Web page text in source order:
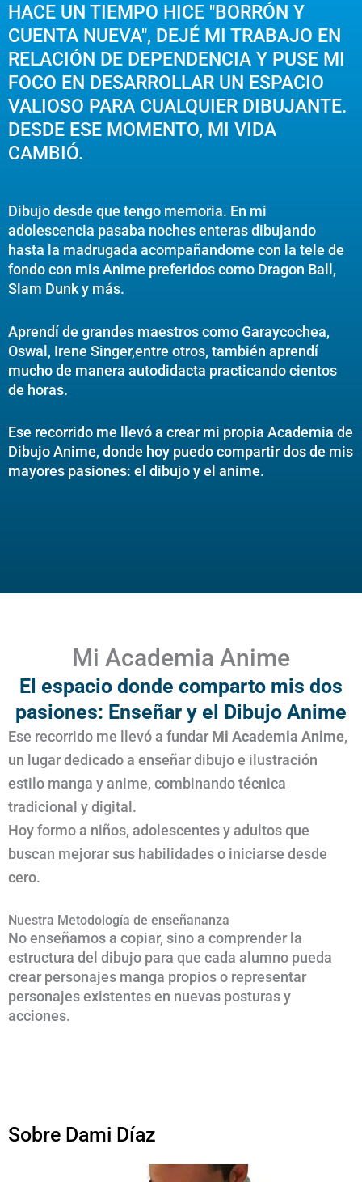
HACE UN TIEMPO HICE "BORRÓN Y
CUENTA NUEVA", DEJÉ MI TRABAJO EN
RELACIÓN DE DEPENDENCIA Y PUSE MI
FOCO EN DESARROLLAR UN ESPACIO
VALIOSO PARA CUALQUIER DIBUJANTE.
DESDE ESE MOMENTO, MI VIDA
CAMBIÓ.
Dibujo desde que tengo memoria. En mi
adolescencia pasaba noches enteras dibujando
hasta la madrugada acompañandome con la tele de
fondo con mis Anime preferidos como Dragon Ball,
Slam Dunk y más.
Aprendí de grandes maestros como Garaycochea,
Oswal, Irene Singer,entre otros, también aprendí
mucho de manera autodidacta practicando cientos
de horas.
Ese recorrido me llevó a crear mi propia Academia de
Dibujo Anime, donde hoy puedo compartir dos de mis
mayores pasiones: el dibujo y el anime.
Mi Academia Anime
El espacio donde comparto mis dos
pasiones: Enseñar y el Dibujo Anime
Ese recorrido me llevó a fundar Mi Academia Anime,
un lugar dedicado a enseñar dibujo e ilustración
estilo manga y anime, combinando técnica
tradicional y digital.
Hoy formo a niños, adolescentes y adultos que
buscan mejorar sus habilidades o iniciarse desde
cero.
Nuestra Metodología de enseñananza
No enseñamos a copiar, sino a comprender la
estructura del dibujo para que cada alumno pueda
crear personajes manga propios o representar
personajes existentes en nuevas posturas y
acciones.
Sobre Dami Díaz